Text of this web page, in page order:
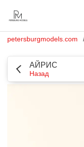
petersburgmodels.com
АЙРИС
Назад